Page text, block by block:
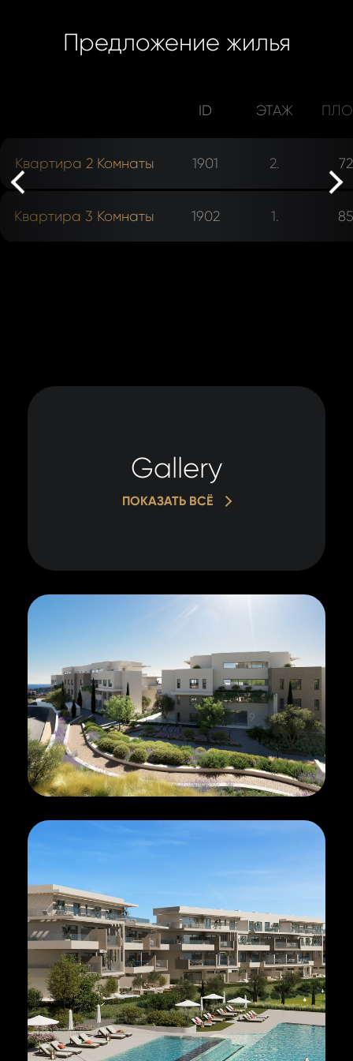
Предложение жилья
ID ЭТАЖ
Квартира 2 Комнаты 1901 2.
Квартира 3 Комнаты 1902 1.
Gallery
ПОКАЗАТЬ ВСЁ